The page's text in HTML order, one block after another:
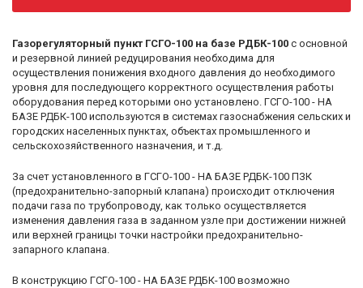
Газорегуляторный пункт ГСГО-100 на базе РДБК-100 с основной
и резервной линией редуцирования необходима для
осуществления понижения входного давления до необходимого
уровня для последующего корректного осуществления работы
оборудования перед которыми оно установлено. ГСГО-100 - НА
БАЗЕ РДБК-100 используются в системах газоснабжения сельских и
городских населенных пунктах, объектах промышленного и
сельскохозяйственного назначения, и т.д.
За счет установленного в ГСГО-100 - НА БАЗЕ РДБК-100 ПЗК
(предохранительно-запорный клапана) происходит отключения
подачи газа по трубопроводу, как только осуществляется
изменения давления газа в заданном узле при достижении нижней
или верхней границы точки настройки предохранительно-
запарного клапана.
В конструкцию ГСГО-100 - НА БАЗЕ РДБК-100 возможно